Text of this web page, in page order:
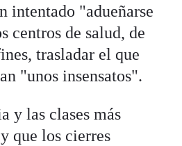
intentado "adueñarse
centros de salud, de
trasladar el que
"unos insensatos".
y las clases más
que los cierres